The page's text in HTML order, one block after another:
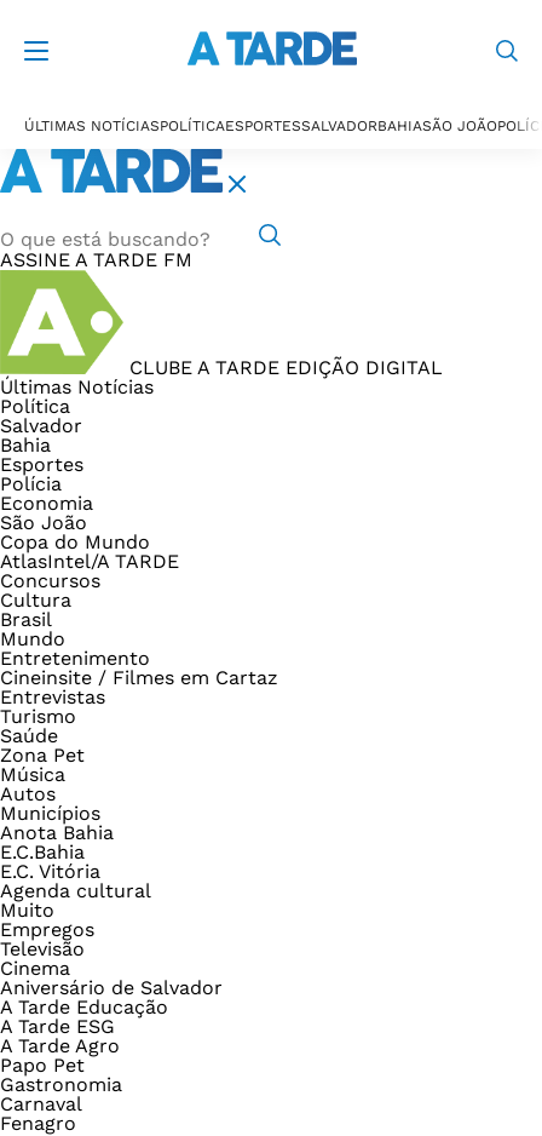
ÚLTIMAS NOTÍCIASPOLÍTICAESPORTESSALVADORBAHIASÃO JOÃO
ASSINE A TARDE FM
CLUBE A TARDE EDIÇÃO DIGITAL
Últimas Notícias
Política
Salvador
Bahia
Esportes
Polícia
Economia
São João
Copa do Mundo
AtlasIntel/A TARDE
Concursos
Cultura
Brasil
Mundo
Entretenimento
Cineinsite / Filmes em Cartaz
Entrevistas
Turismo
Saúde
Zona Pet
Música
Autos
Municípios
Anota Bahia
E.C.Bahia
E.C. Vitória
Agenda cultural
Muito
Empregos
Televisão
Cinema
Aniversário de Salvador
A Tarde Educação
A Tarde ESG
A Tarde Agro
Papo Pet
Gastronomia
Carnaval
Fenagro